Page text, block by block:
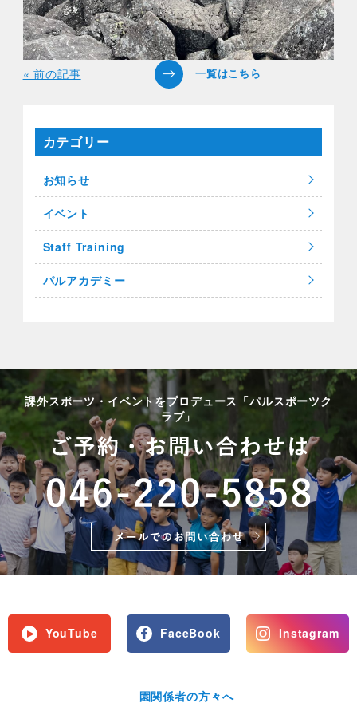
« 前の記事
カテゴリー
お知らせ
イベント
Staff Training
パルアカデミー
課外スポーツ・イベントをプロデュース「パルスポーツク
ラブ」
YouTube FaceBook Instagram
園関係者の方々へ